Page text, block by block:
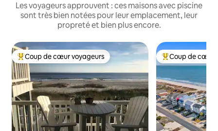
Les voyageurs approuvent : ces maisons avec piscine
sont très bien notées pour leur emplacement, leur
propreté et bien plus encore.
Coups de cœur voyageurs les plus appréciés
Coup de cœur voyageurs Coups de cœur
Coup de cœur